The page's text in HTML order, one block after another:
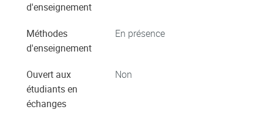
d'enseignement
Méthodes
d'enseignement
En présence
Ouvert aux
étudiants en
échanges
Non